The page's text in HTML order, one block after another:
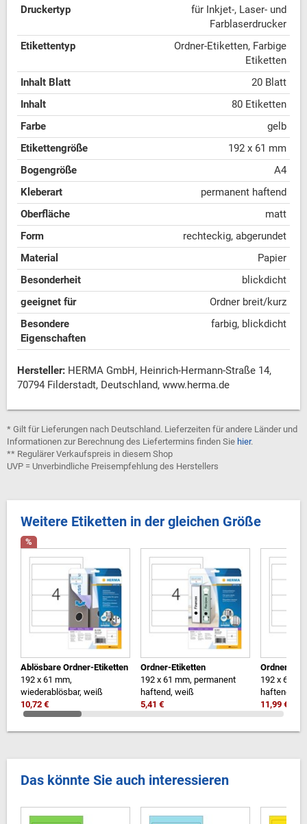
Druckertyp
für Inkjet-, Laser- und
Farblaserdrucker
Etikettentyp
Ordner-Etiketten, Farbige
Etiketten
Inhalt Blatt
20 Blatt
Inhalt
80 Etiketten
Farbe
gelb
Etikettengröße
192 x 61 mm
Bogengröße
A4
Kleberart
permanent haftend
Oberfläche
matt
Form
rechteckig, abgerundet
Material
Papier
Besonderheit
blickdicht
geeignet für
Ordner breit/kurz
Besondere
Eigenschaften
farbig, blickdicht
Hersteller: HERMA GmbH, Heinrich-Hermann-Straße 14,
70794 Filderstadt, Deutschland, www.herma.de
* Gilt für Lieferungen nach Deutschland. Lieferzeiten für andere Länder und
Informationen zur Berechnung des Liefertermins finden Sie hier.
** Regulärer Verkaufspreis in diesem Shop
UVP = Unverbindliche Preisempfehlung des Herstellers
Weitere Etiketten in der gleichen Größe
%
Ablösbare Ordner-Etiketten
192 x 61 mm,
wiederablösbar, weiß
10,72 €
Ordner-Etiketten
192 x 61 mm, permanent
haftend, weiß
5,41 €
Ordner-
192 x 61
haftend,
11,99 €
Das könnte Sie auch interessieren